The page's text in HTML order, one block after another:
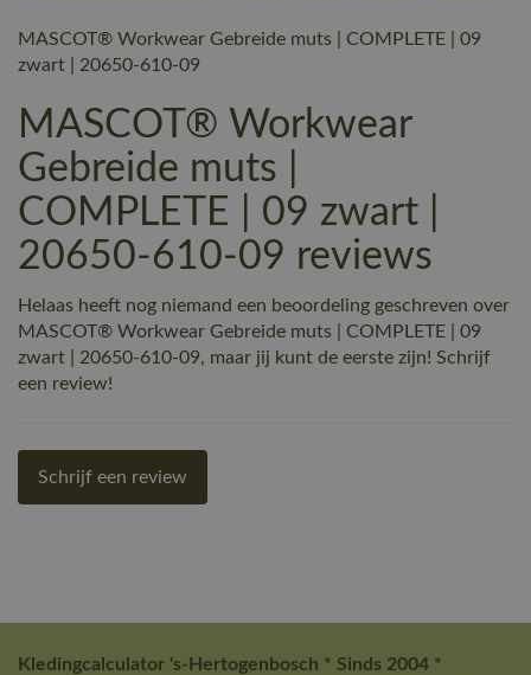
MASCOT® Workwear Gebreide muts | COMPLETE | 09
zwart | 20650-610-09
MASCOT® Workwear
Gebreide muts |
COMPLETE | 09 zwart |
20650-610-09 reviews
Helaas heeft nog niemand een beoordeling geschreven over
MASCOT® Workwear Gebreide muts | COMPLETE | 09
zwart | 20650-610-09, maar jij kunt de eerste zijn! Schrijf
een review!
Schrijf een review
Kledingcalculator 's-Hertogenbosch * Sinds 2004 *